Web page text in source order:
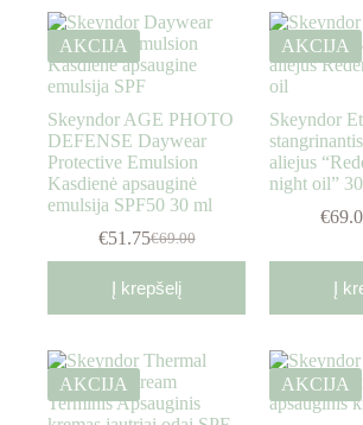
AKCIJA
Skeyndor AGE PHOTO
DEFENSE Daywear
Protective Emulsion
Kasdienė apsauginė
emulsija SPF50 30 ml
€69.00
€51.75
Į krepšelį
AKCIJA
Skeyndor
aliejus
night oil”
€
Į
AKCIJA AKCIJA